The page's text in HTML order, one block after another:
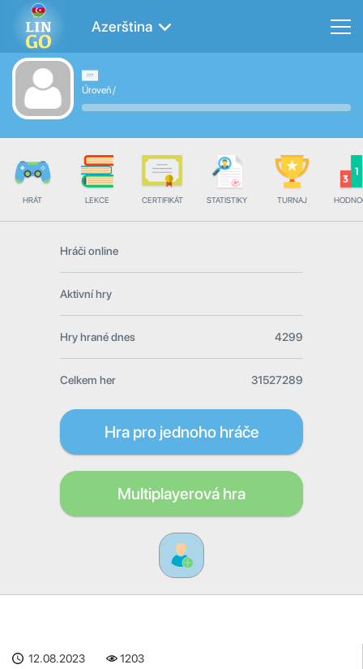
Azerština
Úroveň/
HRÁT LEKCE CERTIFIKÁT STATISTIKY TURNAJ
Hráči online
Aktivní hry
Hry hrané dnes 4299
Celkem her 31527289
Hra pro jednoho hráče
Multiplayerová hra
12.08.2023 1203